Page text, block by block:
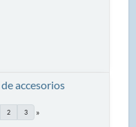
accesorios
2 3